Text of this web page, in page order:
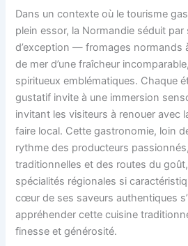
Dans un contexte où le tourisme
plein essor, la Normandie séduit par
d’exception — fromages normands
de mer d’une fraîcheur
spiritueux emblématiques. Chaque
gustatif invite à une immersion
invitant les visiteurs à renouer avec
faire local. Cette gastronomie, loin
rythme des producteurs
traditionnelles et des routes du
spécialités régionales si
cœur de ses saveurs authentiques
appréhender cette cuisine
finesse et générosité.